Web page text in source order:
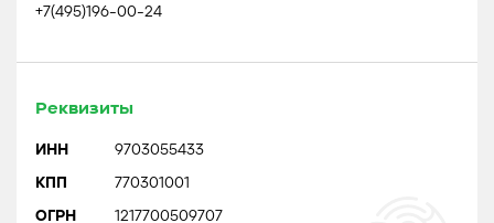
+7(495)196-00-24
Реквизиты
ИНН 9703055433
КПП 770301001
ОГРН 1217700509707